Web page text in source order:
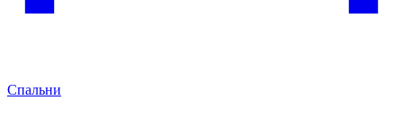
Спальни